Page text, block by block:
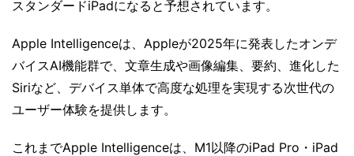
スタンダードiPadになると予想されています。
Apple Intelligenceは、Appleが2025年に発表したオンデ
バイスAI機能群で、文章生成や画像編集、要約、進化した
Siriなど、デバイス単体で高度な処理を実現する次世代の
ユーザー体験を提供します。
これまでApple Intelligenceは、M1以降のiPad Pro・iPad